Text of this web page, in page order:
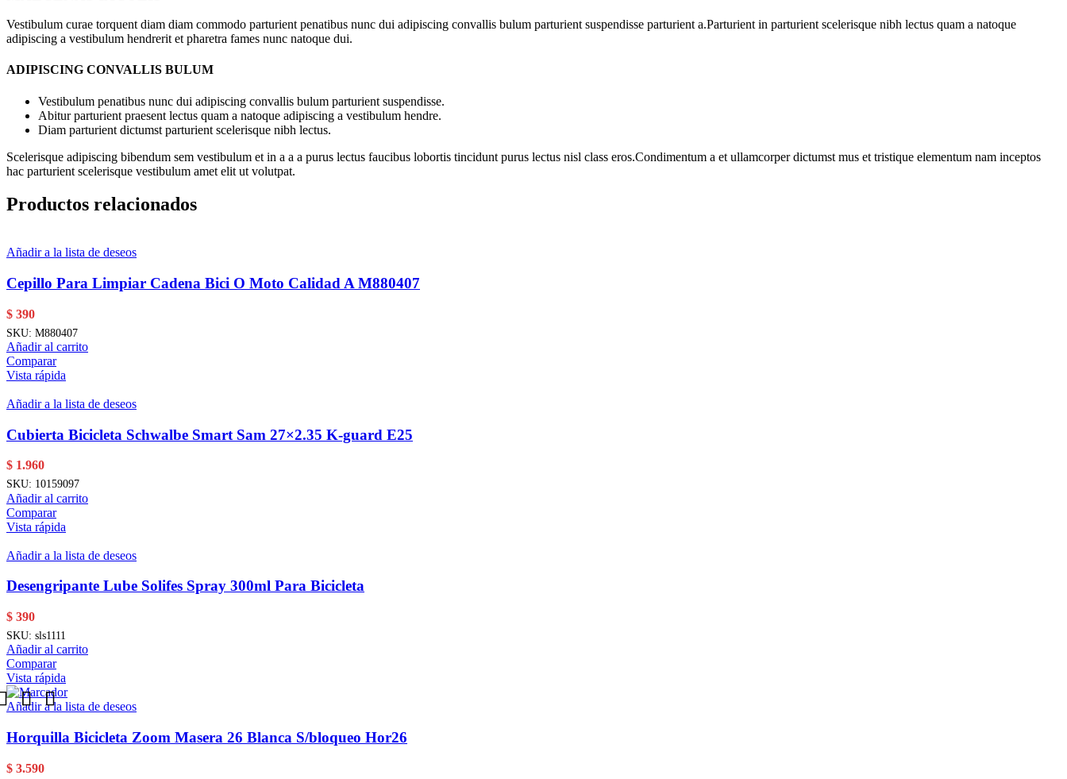
Vestibulum curae torquent diam diam commodo parturient penatibus nunc dui adipiscing convallis bulum parturient suspendisse parturient a.Parturient in parturient scelerisque nibh lectus quam a natoque
adipiscing a vestibulum hendrerit et pharetra fames nunc natoque dui.
ADIPISCING CONVALLIS BULUM
Vestibulum penatibus nunc dui adipiscing convallis bulum parturient suspendisse.
Abitur parturient praesent lectus quam a natoque adipiscing a vestibulum hendre.
Diam parturient dictumst parturient scelerisque nibh lectus.
Scelerisque adipiscing bibendum sem vestibulum et in a a a purus lectus faucibus lobortis tincidunt purus lectus nisl class eros.Condimentum a et ullamcorper dictumst mus et tristique elementum nam inceptos
hac parturient scelerisque vestibulum amet elit ut volutpat.
Productos relacionados
Añadir a la lista de deseos
Cepillo Para Limpiar Cadena Bici O Moto Calidad A M880407
$ 390
SKU: M880407
Añadir al carrito
Comparar
Vista rápida
Añadir a la lista de deseos
Cubierta Bicicleta Schwalbe Smart Sam 27×2.35 K-guard E25
$ 1.960
SKU: 10159097
Añadir al carrito
Comparar
Vista rápida
Añadir a la lista de deseos
Desengripante Lube Solifes Spray 300ml Para Bicicleta
$ 390
SKU: sls1111
Añadir al carrito
Comparar
Vista rápida
Añadir a la lista de deseos
Horquilla Bicicleta Zoom Masera 26 Blanca S/bloqueo Hor26
$ 3.590